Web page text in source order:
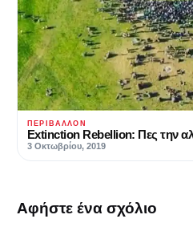
ΠΕΡΙΒΆΛΛΟΝ
Extinction Rebellion: Πες την
3 Οκτωβρίου, 2019
Αφήστε ένα σχόλιο